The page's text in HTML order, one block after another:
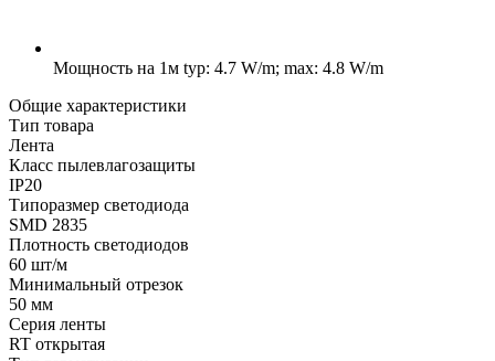
Мощность на 1м typ: 4.7 W/m; max: 4.8 W/m
Общие характеристики
Тип товара
Лента
Класс пылевлагозащиты
IP20
Типоразмер светодиода
SMD 2835
Плотность светодиодов
60 шт/м
Минимальный отрезок
50 мм
Серия ленты
RT открытая